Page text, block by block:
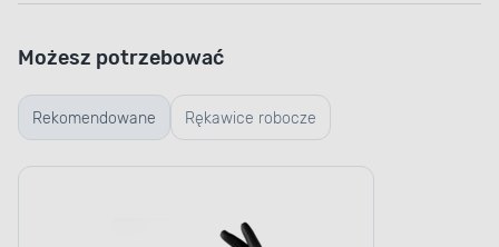
Rekomendowane Rękawice robocze
Możesz potrzebować